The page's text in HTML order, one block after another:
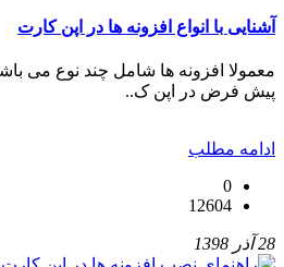
آشنایی با انواع افزونه ها در اپن کارت
معمولا افزونه ها شامل چند نوع می
پیش فرض در اپن ک..
ادامه مطلب
0
12604
28 آذر 1398